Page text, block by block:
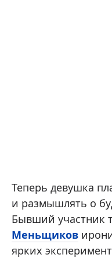
Теперь девушка
и размышлять о
Бывший участник
Меньщиков
ярких